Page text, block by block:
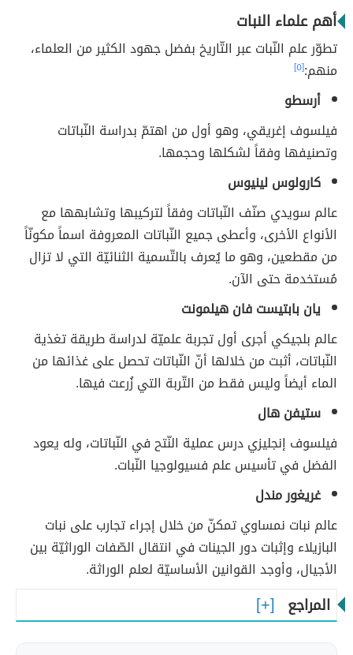
أهم علماء النبات
تطوّر علم النّبات عبر التّاريخ بفضل جهود الكثير من العلماء،
منهم:[٥]
أرسطو
فيلسوف إغريقي، وهو أول من اهتمّ بدراسة النّباتات
وتصنيفها وفقاََ لشكلها وحجمها.
كارولوس لينيوس
عالم سويدي صنّف النّباتات وفقاً لتركيبها وتشابهها مع
الأنواع الأخرى، وأعطى جميع النّباتات المعروفة اسماََ مكونّاََ
من مقطعين، وهو ما يُعرف بالتّسمية الثنائيّة التي لا تزال
مُستخدمة حتى الآن.
يان بابتيست فان هيلمونت
عالم بلجيكي أجرى أول تجربة علميّة لدراسة طريقة تغذية
النّباتات، أثبت من خلالها أنّ النّباتات تحصل على غذائها من
الماء أيضاً وليس فقط من التّربة التي زُرعت فيها.
ستيفن هال
فيلسوف إنجليزي درس عملية النّتح في النّباتات، وله يعود
الفضل في تأسيس علم فسيولوجيا النّبات.
غريغور مندل
عالم نبات نمساوي تمكنّ من خلال إجراء تجارب على نبات
البازيلاء وإثبات دور الجينات في انتقال الصّفات الوراثيّة بين
الأجيال، وأوجد القوانين الأساسيّة لعلم الوراثة.
المراجع